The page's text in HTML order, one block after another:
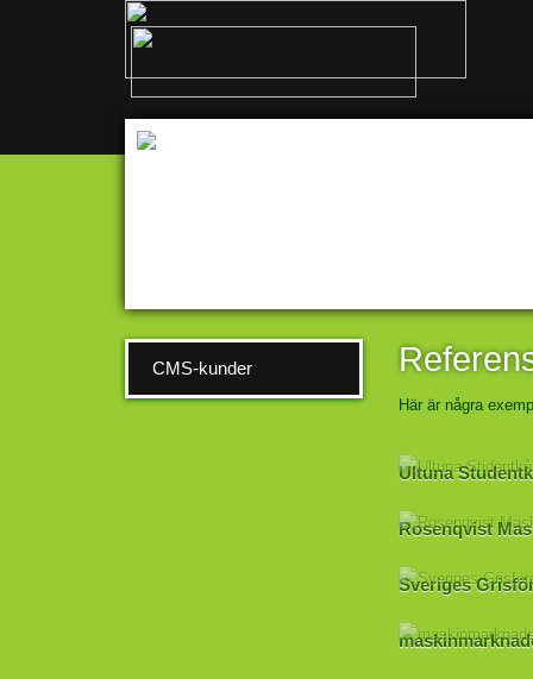
CMS-kunder
Här är några
Ultuna
Rosenqvist
Sveriges